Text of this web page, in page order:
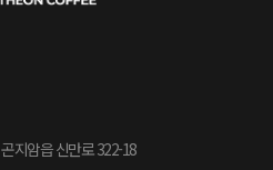
지암읍 신만로 322-18